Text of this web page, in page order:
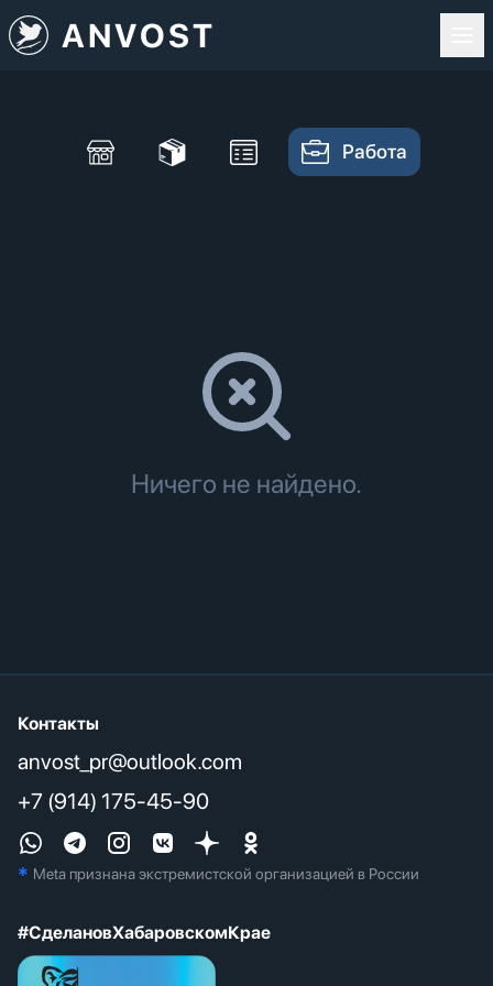
ANVOST
Работа
Ничего не найдено.
Контакты
anvost_pr@outlook.com
+7 (914) 175-45-90
* Meta признана экстремистcкой организацией в России
#СделановХабаровскомКрае